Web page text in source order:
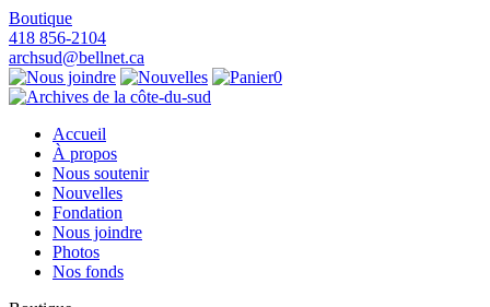
Boutique
418 856-2104
archsud@bellnet.ca
0
Accueil
À propos
Nous soutenir
Nouvelles
Fondation
Nous joindre
Photos
Nos fonds